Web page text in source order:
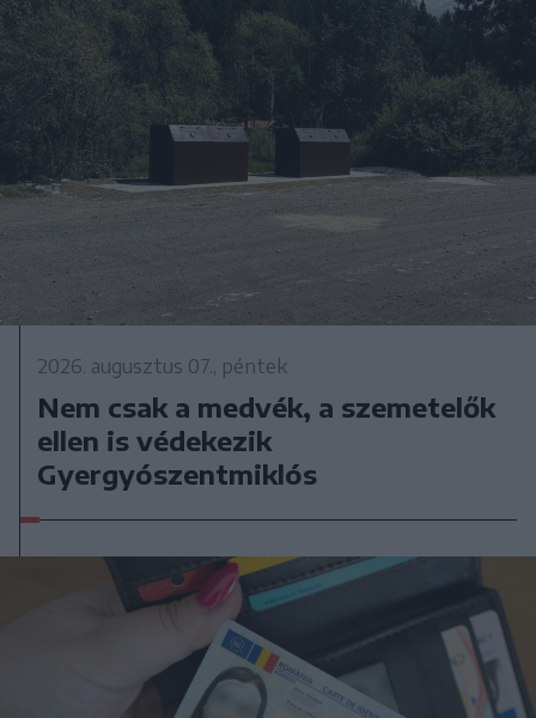
2026. augusztus 07., péntek
Nem csak a medvék, a szemetelők
ellen is védekezik
Gyergyószentmiklós